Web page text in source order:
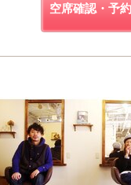
空席確認・予